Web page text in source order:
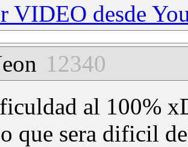
VIDEO desde
12340
al 100%
que sera dificil